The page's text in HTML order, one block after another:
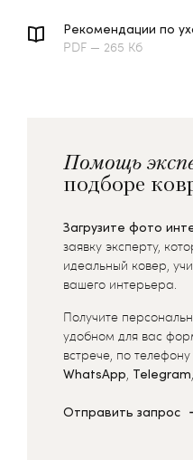
Рекомендации по
PDF — 265 Кб
Помощь
подборе
Загрузите фото
заявку эксперту,
идеальный ковер,
вашего интерьера.
Получите
удобном для вас
встрече, по телефону
WhatsApp, Telegram,
Отправить запрос